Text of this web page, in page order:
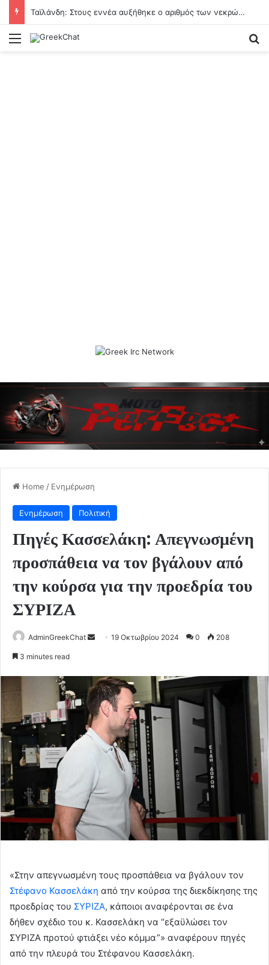
Ταϊλάνδη: Στους εννέα αυξήθηκε ο αριθμός των νεκρών από την αιματηρή επίθεση σε σχολείο
Menu
Home / Ενημέρωση
Ενημέρωση Πολιτική
Πηγές Κασσελάκη: Απεγνωσμένη
προσπάθεια να τον βγάλουν από
την κούρσα για την προεδρία του
ΣΥΡΙΖΑ
AdminGreekChat
Send19 Οκτωβρίου 2024 0 208
3 minutes read
«Στην απεγνωσμένη τους προσπάθεια να βγάλουν τον
Στέφανο Κασσελάκη από την κούρσα της διεκδίκησης της
προεδρίας του ΣΥΡΙΖΑ, κάποιοι αναφέρονται σε ένα
δήθεν σχέδιο του κ. Κασσελάκη να “εξαϋλώσει τον
ΣΥΡΙΖΑ προτού φτιάξει νέο κόμμα”» αναφέρουν πηγές
από την πλευρά του Στέφανου Κασσελάκη.